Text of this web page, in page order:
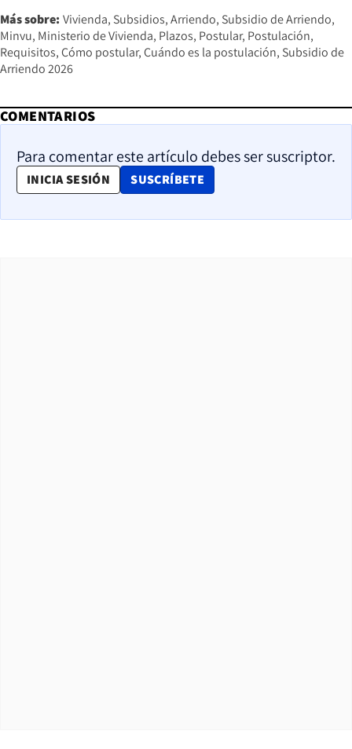
Más sobre: Vivienda Subsidios Arriendo Subsidio de Arriendo
Minvu Ministerio de Vivienda Plazos Postular Postulación
Requisitos Cómo postular Cuándo es la postulación Subsidio de
Arriendo 2026
COMENTARIOS
Para comentar este artículo debes ser suscriptor.
INICIA SESIÓN SUSCRÍBETE
OPENS IN NEW WINDOW